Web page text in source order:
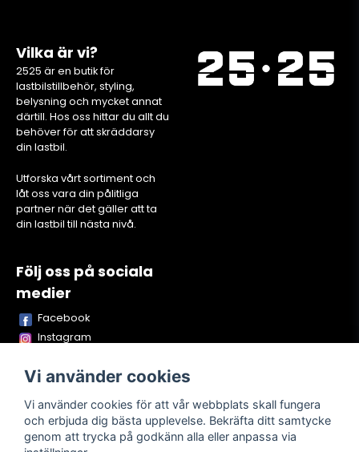
Vilka är vi?
2525 är en butik för
lastbilstillbehör, styling,
belysning och mycket annat
därtill. Hos oss hittar du allt du
behöver för att skräddarsy
din lastbil.
Utforska vårt sortiment och
låt oss vara din pålitliga
partner när det gäller att ta
din lastbil till nästa nivå.
Följ oss på sociala
medier
Facebook
Instagram
TikTok
Vi använder cookies
Vi använder cookies för att vår webbplats skall fungera
och erbjuda dig bästa upplevelse. Bekräfta ditt samtycke
genom att trycka på godkänn alla eller anpassa via